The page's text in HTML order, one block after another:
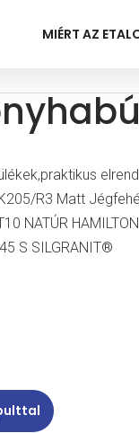
MIÉRT AZ
R3 Matt
NATÚR
S SILGRANIT®